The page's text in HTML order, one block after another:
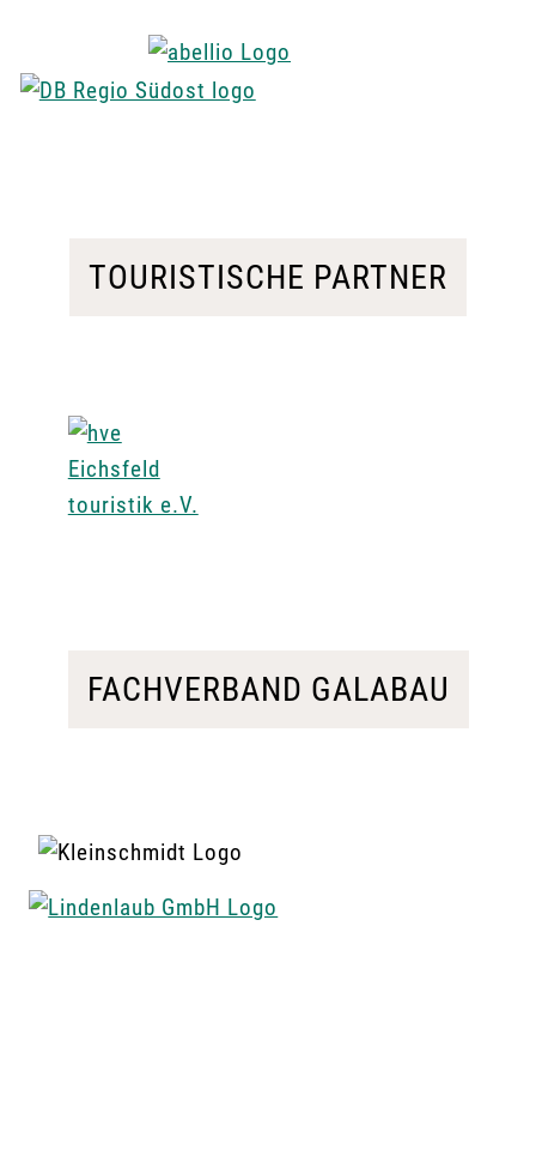
TOURISTISCHE PARTNER
FACHVERBAND GALABAU